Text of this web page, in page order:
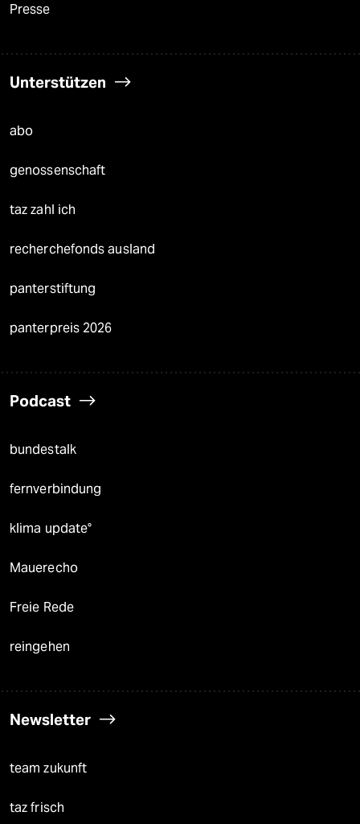
Presse
Unterstützen
abo
genossenschaft
taz zahl ich
recherchefonds ausland
panterstiftung
panterpreis 2026
Podcast
bundestalk
fernverbindung
klima update°
Mauerecho
Freie Rede
reingehen
Newsletter
team zukunft
taz frisch